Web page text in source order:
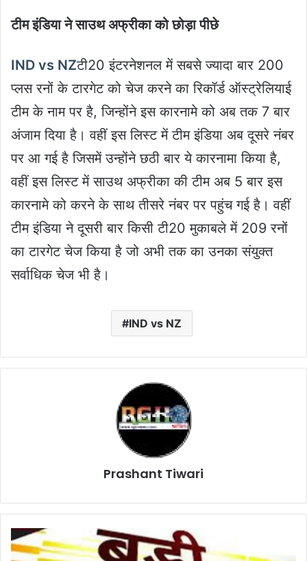
टीम इंडिया ने साउथ अफ्रीका को छोड़ा पीछे
IND vs NZटी20 इंटरनेशनल में सबसे ज्यादा बार 200
प्लस रनों के टारगेट को चेज करने का रिकॉर्ड ऑस्ट्रेलियाई
टीम के नाम पर है, जिन्होंने इस कारनामे को अब तक 7 बार
अंजाम दिया है। वहीं इस लिस्ट में टीम इंडिया अब दूसरे नंबर
पर आ गई है जिसमें उन्होंने छठी बार ये कारनामा किया है,
वहीं इस लिस्ट में साउथ अफ्रीका की टीम अब 5 बार इस
कारनामे को करने के साथ तीसरे नंबर पर पहुंच गई है। वहीं
टीम इंडिया ने दूसरी बार किसी टी20 मुकाबले में 209 रनों
का टारगेट चेज किया है जो अभी तक का उनका संयुक्त
सर्वाधिक चेज भी है।
IND vs NZ
Prashant Tiwari
सुबह
से